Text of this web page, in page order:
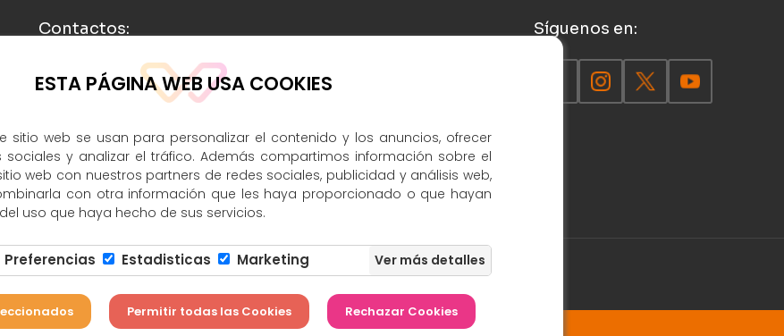
ACEPTO
MÁS INFO
Contactos:
info@rasufilm.es 693 398 247
Síguenos en:
y protección de datos|Conf. Cookies|Política de privacidad - Protección de datos
ESTA PÁGINA WEB USA COOKIES
sitio web se usan para personalizar el contenido y los anuncios, ofrecer
sociales y analizar el tráfico. Además compartimos información sobre el
web con nuestros partners de redes sociales, publicidad y análisis web,
con otra información que les haya proporcionado o que hayan
uso que haya hecho de sus servicios.
Preferencias Estadisticas Marketing